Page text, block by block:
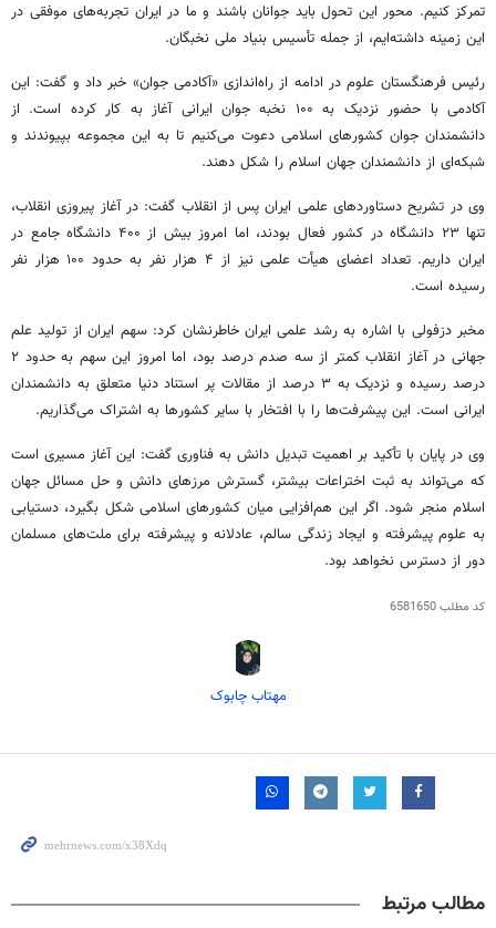
تمرکز کنیم. محور این تحول باید جوانان باشند و ما در ایران تجربه‌های موفقی در
این زمینه داشته‌ایم، از جمله تأسیس بنیاد ملی نخبگان.
رئیس فرهنگستان علوم در ادامه از راه‌اندازی «آکادمی جوان» خبر داد و گفت: این
آکادمی با حضور نزدیک به ۱۰۰ نخبه جوان ایرانی آغاز به کار کرده است. از
دانشمندان جوان کشورهای اسلامی دعوت می‌کنیم تا به این مجموعه بپیوندند و
شبکه‌ای از دانشمندان جهان اسلام را شکل دهند.
وی در تشریح دستاوردهای علمی ایران پس از انقلاب گفت: در آغاز پیروزی انقلاب،
تنها ۲۳ دانشگاه در کشور فعال بودند، اما امروز بیش از ۴۰۰ دانشگاه جامع در
ایران داریم. تعداد اعضای هیأت علمی نیز از ۴ هزار نفر به حدود ۱۰۰ هزار نفر
رسیده است.
مخبر دزفولی با اشاره به رشد علمی ایران خاطرنشان کرد: سهم ایران از تولید علم
جهانی در آغاز انقلاب کمتر از سه صدم درصد بود، اما امروز این سهم به حدود ۲
درصد رسیده و نزدیک به ۳ درصد از مقالات پر استناد دنیا متعلق به دانشمندان
ایرانی است. این پیشرفت‌ها را با افتخار با سایر کشورها به اشتراک می‌گذاریم.
وی در پایان با تأکید بر اهمیت تبدیل دانش به فناوری گفت: این آغاز مسیری است
که می‌تواند به ثبت اختراعات بیشتر، گسترش مرزهای دانش و حل مسائل جهان
اسلام منجر شود. اگر این هم‌افزایی میان کشورهای اسلامی شکل بگیرد، دستیابی
به علوم پیشرفته و ایجاد زندگی سالم، عادلانه و پیشرفته برای ملت‌های مسلمان
دور از دسترس نخواهد بود.
کد مطلب6581650
مهتاب چابوک
مطالب مرتبط